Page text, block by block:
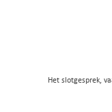
Het slotgesprek,